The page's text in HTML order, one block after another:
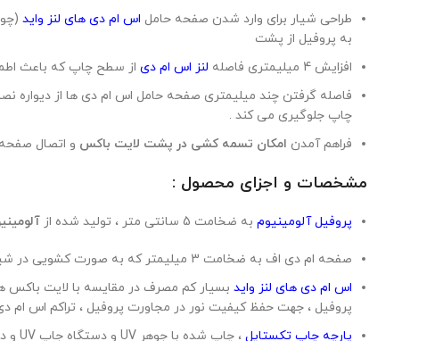
طراحی شیار برای وارد شدن صفحه حامل اس ام دی های لنز واید
به پروفیل از پشت
افزایش 4 میلیمتری فاصله
لنز اس ام دی از سطح چاپ که باعث
فاصله گرفتن چند میلیمتری صفحه حامل اس ام دی ها از دیواره
چاپ جلوگیری می کند .
فراهم آمدن امکان تسمه کشی در پشت لایت باکس و اتصال صفحه
مشخصات و اجزای محصول :
پروفیل آلومینیوم به ضخامت 5 سانتی متر ، تولید شده از
صفحه ام دی اف به ضخامت 3 میلیمتر که به صورت کشویی در شیار طراحی شده برای پروفیل قرار می گیرد و امکان فیکس کردن آن با پیچ به پپروفیل از پشت وجود دارد .
اس ام دی های لنز واید بسیار کم مصرف در مقایسه با لایت باکس
پروفیل ، جهت حفظ کیفیت نور در مجاورت پروفیل ، تراکم اس ام
پارچه چاپ تکستایل ، چاپ شده با جوهر UV و دستگاه جاپ UV و دوخته شده به نوار دور دوزی پی وی سی نرم جهت نصب در شیار پروفیل لایت باکس